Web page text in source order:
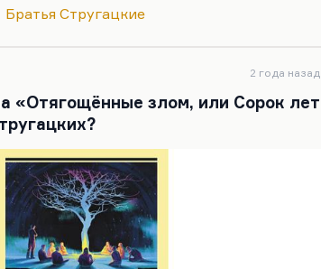
Мартышка, которая скрипит по
страшный скрип, который доносится из
она стала молчать, перестала
при этом покрыта шерсткой, а глаза
она всегда была веселая, а папа
Братья Стругацкие
2 года назад
«Отягощённые злом, или Сорок лет